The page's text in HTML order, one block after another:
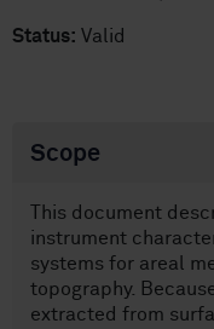
Status: Valid
Scope
This document
instrument
systems for areal
topography.
extracted from